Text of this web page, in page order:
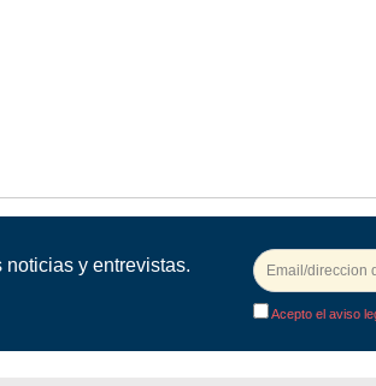
y entrevistas.
Acepto el aviso